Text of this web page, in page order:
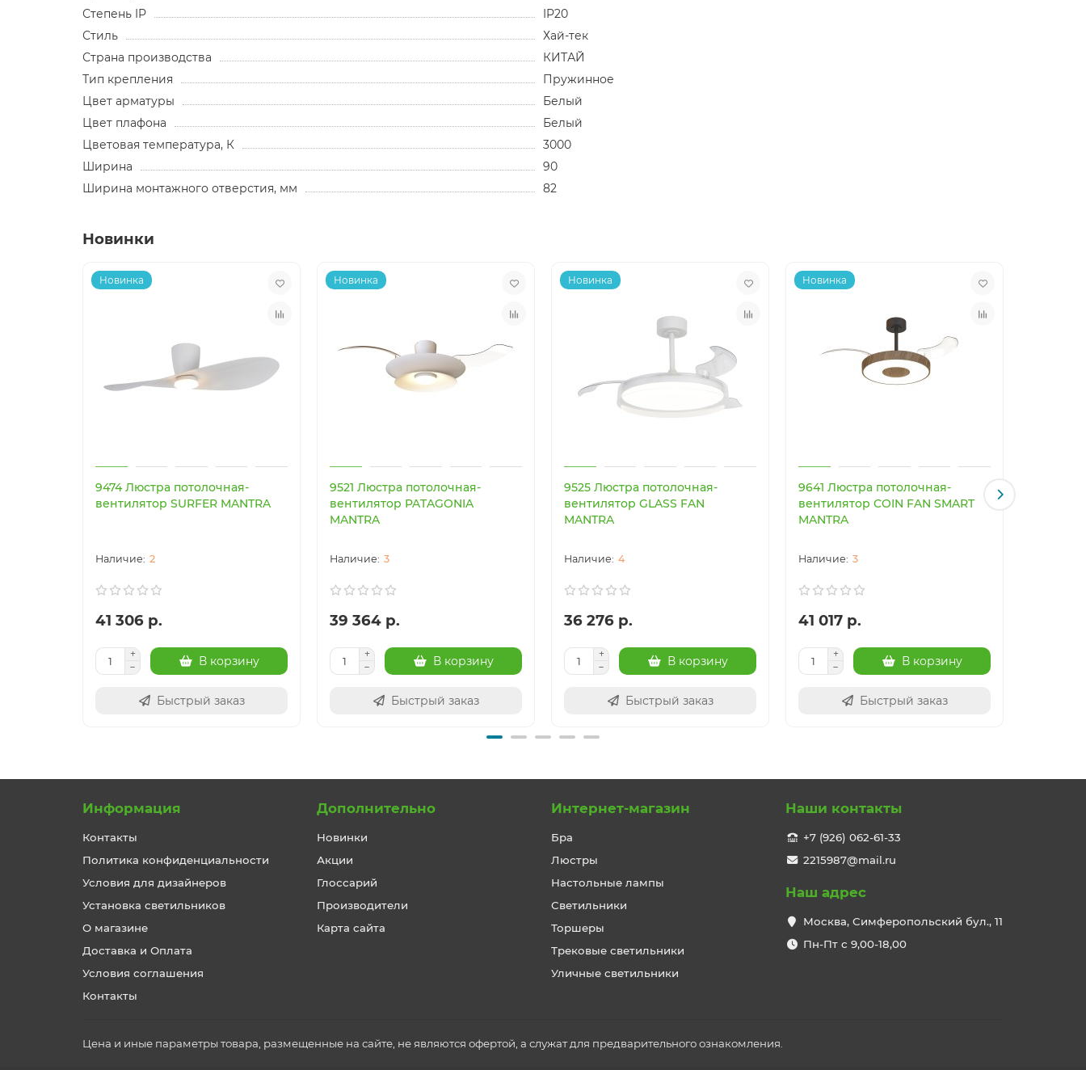
Степень IP
IP20
Стиль
Хай-тек
Страна производства
КИТАЙ
Тип крепления
Пружинное
Цвет арматуры
Белый
Цвет плафона
Белый
Цветовая температура, К
3000
Ширина
90
Ширина монтажного отверстия, мм
82
Новинки
Новинка
9474 Люстра потолочная-
вентилятор SURFER MANTRA
2
41 306 р.
В корзину
Быстрый заказ
Новинка
9521 Люстра потолочная-
вентилятор PATAGONIA
MANTRA
3
39 364 р.
В корзину
Быстрый заказ
Новинка
9525 Люстра потолочная-
вентилятор GLASS FAN
MANTRA
4
36 276 р.
В корзину
Быстрый заказ
Новинка
9641 Люстра потолочная-
вентилятор COIN FAN SMART
MANTRA
3
41 017 р.
В корзину
Быстрый заказ
Информация
Контакты
Политика конфиденциальности
Условия для дизайнеров
Установка светильников
О магазине
Доставка и Оплата
Условия соглашения
Контакты
Дополнительно
Новинки
Акции
Глоссарий
Производители
Карта сайта
Интернет-магазин
Бра
Люстры
Настольные лампы
Светильники
Торшеры
Трековые светильники
Уличные светильники
Наши контакты
+7 (926) 062-61-33
2215987@mail.ru
Наш адрес
Москва, Симферопольский бул., 11
Пн-Пт с 9,00-18,00
Цена и иные параметры товара, размещенные на сайте, не являются офертой, а служат для предварительного ознакомления.